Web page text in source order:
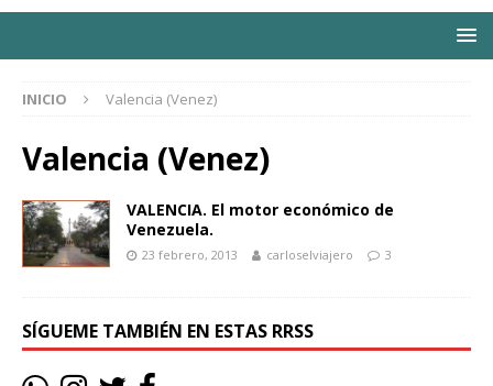
INICIO Valencia (Venez)
Valencia (Venez)
VALENCIA. El motor económico de
Venezuela.
23 febrero, 2013 carloselviajero 3
SÍGUEME TAMBIÉN EN ESTAS RRSS